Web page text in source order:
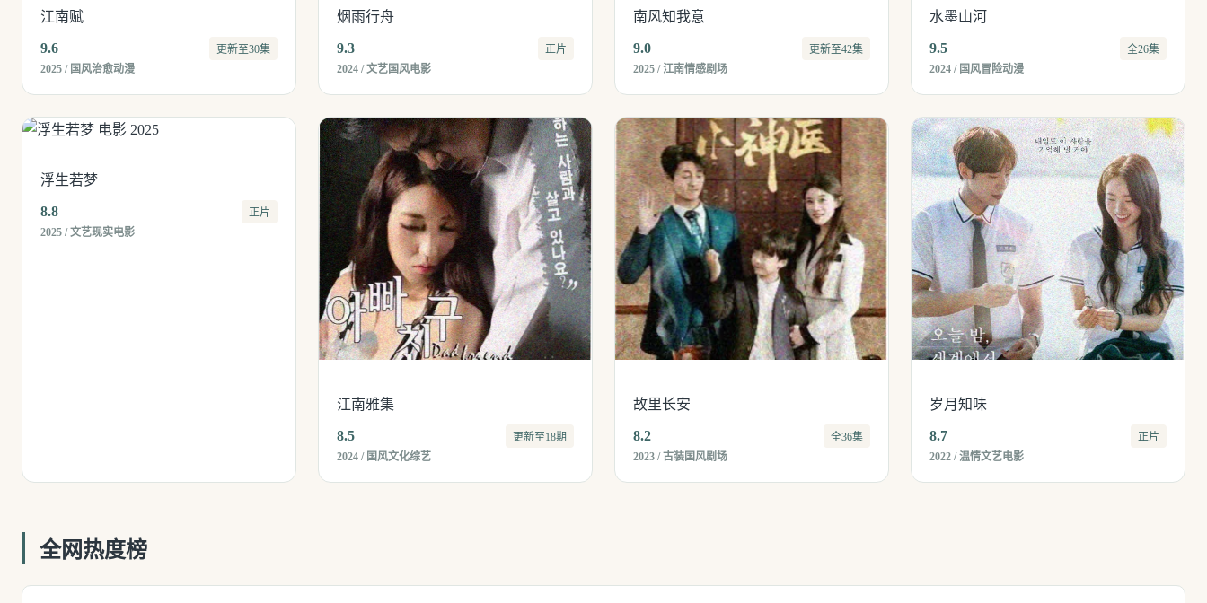
江南赋
9.6
更新至30集
2025 / 国风治愈动漫
烟雨行舟
9.3
正片
2024 / 文艺国风电影
南风知我意
9.0
更新至42集
2025 / 江南情感剧场
水墨山河
9.5
全26集
2024 / 国风冒险动漫
浮生若梦
8.8
正片
2025 / 文艺现实电影
江南雅集
8.5
更新至18期
2024 / 国风文化综艺
故里长安
8.2
全36集
2023 / 古装国风剧场
岁月知味
8.7
正片
2022 / 温情文艺电影
全网热度榜